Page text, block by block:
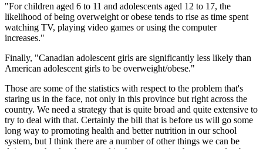
"For children aged 6 to 11 and adolescents aged 12 to 17, the
likelihood of being overweight or obese tends to rise as time spent
watching TV, playing video games or using the computer
increases."
Finally, "Canadian adolescent girls are significantly less likely than
American adolescent girls to be overweight/obese."
Those are some of the statistics with respect to the problem that's
staring us in the face, not only in this province but right across the
country. We need a strategy that is quite broad and quite extensive to
try to deal with that. Certainly the bill that is before us will go some
long way to promoting health and better nutrition in our school
system, but I think there are a number of other things we can be